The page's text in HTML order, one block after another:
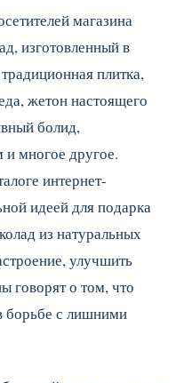
магазина
изготовленный в
плитка,
жетон настоящего
болид,
многое другое.
интернет-
идеей для подарка
из натуральных
улучшить
говорят о том, что
борьбе с лишними